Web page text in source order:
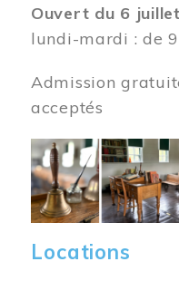
Ouvert du 6
lundi-mardi : de
Admission
acceptés
Image
Locations